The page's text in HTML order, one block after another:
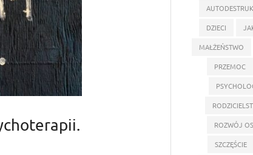
DZIECI
MAŁŻEŃSTWO
PRZEMOC
ROZWÓJ
SZCZĘŚCIE